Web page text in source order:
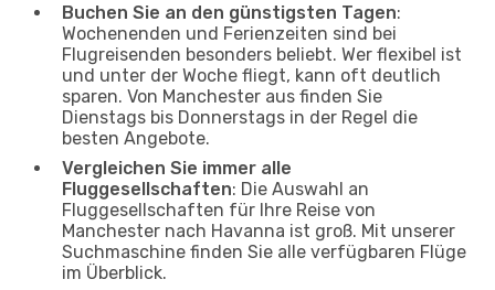
Buchen Sie an den günstigsten Tagen:
Wochenenden und Ferienzeiten sind bei
Flugreisenden besonders beliebt. Wer flexibel ist
und unter der Woche fliegt, kann oft deutlich
sparen. Von Manchester aus finden Sie
Dienstags bis Donnerstags in der Regel die
besten Angebote.
Vergleichen Sie immer alle
Fluggesellschaften: Die Auswahl an
Fluggesellschaften für Ihre Reise von
Manchester nach Havanna ist groß. Mit unserer
Suchmaschine finden Sie alle verfügbaren Flüge
im Überblick.